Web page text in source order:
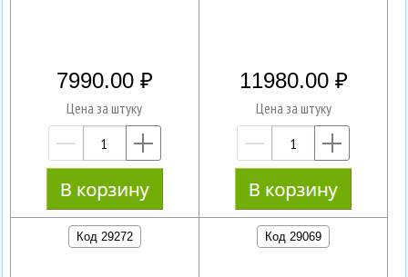
7990.00
Цена за штуку
—
11980.00
Цена за штуку
—
Код 29272 Код 29069